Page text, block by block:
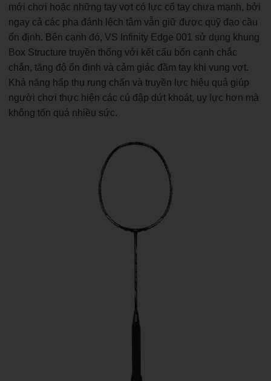
mới chơi hoặc những tay vợt có lực cổ tay chưa mạnh, bởi
ngay cả các pha đánh lệch tâm vẫn giữ được quỹ đạo cầu
ổn định. Bên cạnh đó, VS Infinity Edge 001 sử dụng khung
Box Structure truyền thống với kết cấu bốn cạnh chắc
chắn, tăng độ ổn định và cảm giác đầm tay khi vung vợt.
Khả năng hấp thụ rung chấn và truyền lực hiệu quả giúp
người chơi thực hiện các cú đập dứt khoát, uy lực hơn mà
không tốn quá nhiều sức.